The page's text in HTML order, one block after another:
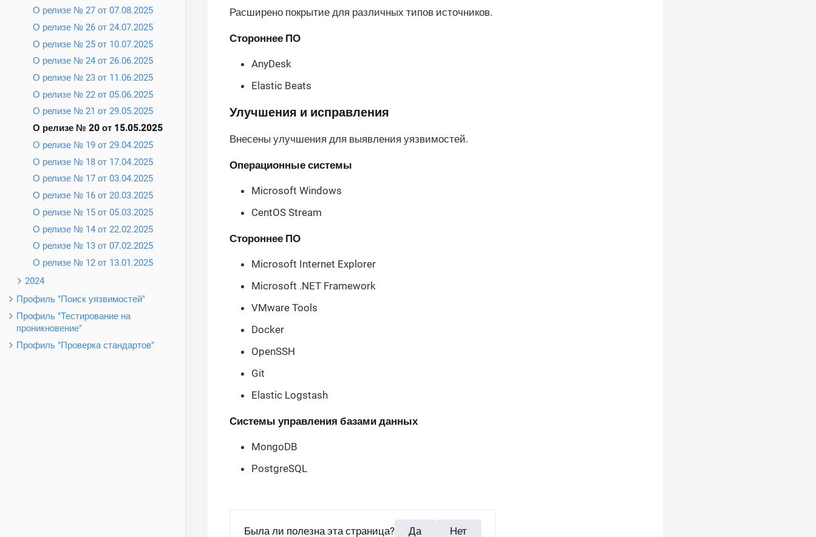
О релизе № 27 от 07.08.2025
О релизе № 26 от 24.07.2025
О релизе № 25 от 10.07.2025
О релизе № 24 от 26.06.2025
О релизе № 23 от 11.06.2025
О релизе № 22 от 05.06.2025
О релизе № 21 от 29.05.2025
О релизе № 20 от 15.05.2025
О релизе № 19 от 29.04.2025
О релизе № 18 от 17.04.2025
О релизе № 17 от 03.04.2025
О релизе № 16 от 20.03.2025
О релизе № 15 от 05.03.2025
О релизе № 14 от 22.02.2025
О релизе № 13 от 07.02.2025
О релизе № 12 от 13.01.2025
2024
Профиль "Поиск уязвимостей"
Профиль "Тестирование на
проникновение"
Профиль "Проверка стандартов"
Расширено покрытие для различных типов источников.
Стороннее ПО
AnyDesk
Elastic Beats
Улучшения и исправления
Внесены улучшения для выявления уязвимостей.
Операционные системы
Microsoft Windows
CentOS Stream
Стороннее ПО
Microsoft Internet Explorer
Microsoft .NET Framework
VMware Tools
Docker
OpenSSH
Git
Elastic Logstash
Системы управления базами данных
MongoDB
PostgreSQL
Была ли полезна эта страница? Да Нет